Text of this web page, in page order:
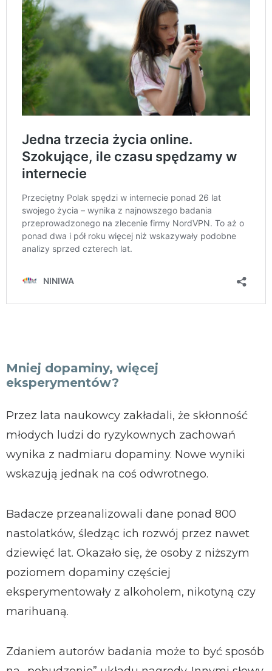
Mniej dopaminy, więcej
eksperymentów?
Przez lata naukowcy zakładali, że skłonność
młodych ludzi do ryzykownych zachowań
wynika z nadmiaru dopaminy. Nowe wyniki
wskazują jednak na coś odwrotnego.
Badacze przeanalizowali dane ponad 800
nastolatków, śledząc ich rozwój przez nawet
dziewięć lat. Okazało się, że osoby z niższym
poziomem dopaminy częściej
eksperymentowały z alkoholem, nikotyną czy
marihuaną.
Zdaniem autorów badania może to być sposób